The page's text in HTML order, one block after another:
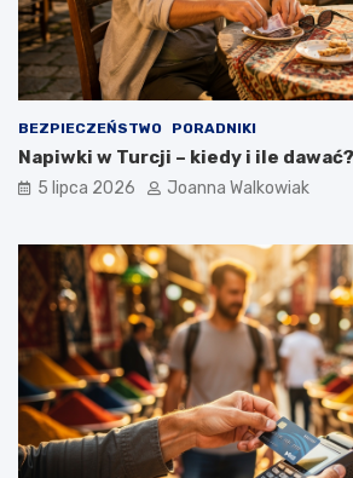
BEZPIECZEŃSTWO PORADNIKI
Napiwki w Turcji – kiedy i ile dawać?
5 lipca 2026 Joanna Walkowiak